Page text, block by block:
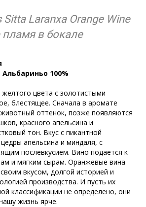
Laranxa Orange Wine
пламя в бокале
100%
цвета с золотистыми
блестящее. Сначала в аромате
оттенок, позже появляются
красного апельсина и
тон. Вкус с пикантной
апельсина и миндаля, с
послевкусием. Вино подается к
и мягким сырам. Оранжевые вина
вкусом, долгой историей и
производства. И пусть их
классификации не определено, они
жизнь ярче.